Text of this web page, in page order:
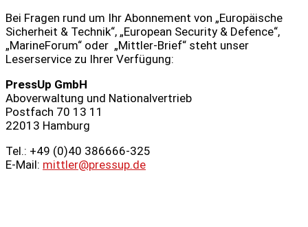
Bei Fragen rund um Ihr Abonnement von „Europäische
Sicherheit & Technik“, „European Security & Defence“,
„MarineForum“ oder „Mittler-Brief“ steht unser
Leserservice zu Ihrer Verfügung:
PressUp GmbH
Aboverwaltung und Nationalvertrieb
Postfach 70 13 11
22013 Hamburg
Tel.: +49 (0)40 386666‑325
E-Mail: mittler@pressup.de